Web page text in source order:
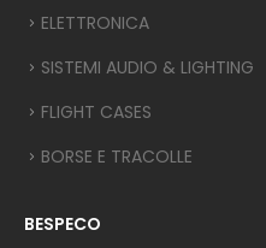
ELETTRONICA
SISTEMI AUDIO & LIGHTING
FLIGHT CASES
BORSE E TRACOLLE
BESPECO